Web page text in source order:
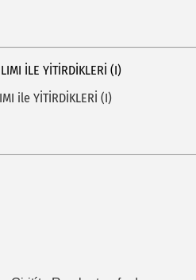
ILE YİTİRDİKLERİ (I)
ile YİTİRDİKLERİ (I)